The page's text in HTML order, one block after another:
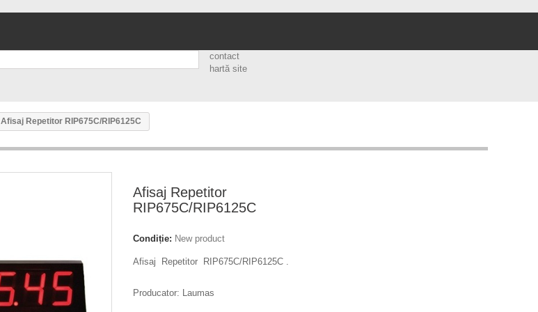
contact
hartă site
Afisaj Repetitor RIP675C/RIP6125C
Afisaj Repetitor
RIP675C/RIP6125C
Condiție: New product
Afisaj Repetitor RIP675C/RIP6125C .
Producator: Laumas